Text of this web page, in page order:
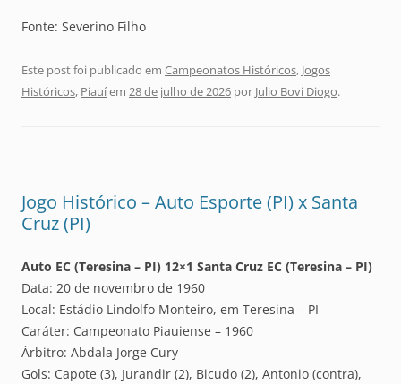
Fonte: Severino Filho
Este post foi publicado em Campeonatos Históricos, Jogos
Históricos, Piauíem 28 de julho de 2026 por Julio Bovi Diogo.
Jogo Histórico – Auto Esporte (PI) x Santa
Cruz (PI)
Auto EC (Teresina – PI) 12×1 Santa Cruz EC (Teresina – PI)
Data: 20 de novembro de 1960
Local: Estádio Lindolfo Monteiro, em Teresina – PI
Caráter: Campeonato Piauiense – 1960
Árbitro: Abdala Jorge Cury
Gols: Capote (3), Jurandir (2), Bicudo (2), Antonio (contra),